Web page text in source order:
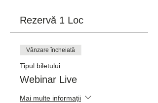
Rezervă 1 Loc
Vânzare încheiată
Tipul biletului
Webinar Live
Mai multe informații